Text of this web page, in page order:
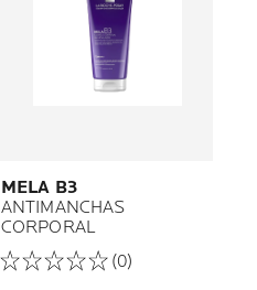
MELA B3
ANTIMANCHAS
CORPORAL
(0)